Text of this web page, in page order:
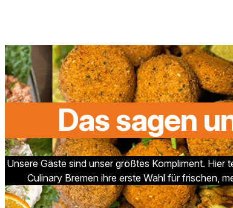
Das sagen
Unsere Gäste sind unser größtes Kompliment. Hier
Culinary Bremen ihre erste Wahl für frischen,